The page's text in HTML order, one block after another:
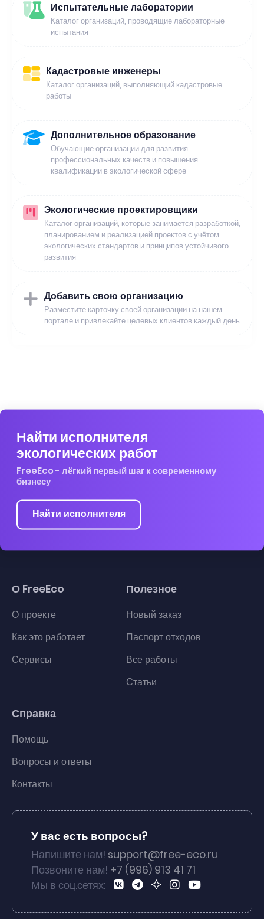
Испытательные лаборатории
Каталог организаций, проводящие лабораторные
испытания
Кадастровые инженеры
Каталог организаций, выполняющий кадастровые
работы
Дополнительное образование
Обучающие организации для развития
профессиональных качеств и повышения
квалификации в экологической сфере
Экологические проектировщики
Каталог организаций, которые занимается разработкой,
планированием и реализацией проектов с учётом
экологических стандартов и принципов устойчивого
развития
Добавить свою организацию
Разместите карточку своей организации на нашем
портале и привлекайте целевых клиентов каждый день
Найти исполнителя
экологических работ
FreeEco - лёгкий первый шаг к современному
бизнесу
Найти исполнителя
О FreeEco
О проекте
Как это работает
Сервисы
Полезное
Новый заказ
Паспорт отходов
Все работы
Статьи
Справка
Помощь
Вопросы и ответы
Контакты
У вас есть вопросы?
Напишите нам! support@free-eco.ru
Позвоните нам! +7 (996) 913 41 71
Мы в соц.сетях: